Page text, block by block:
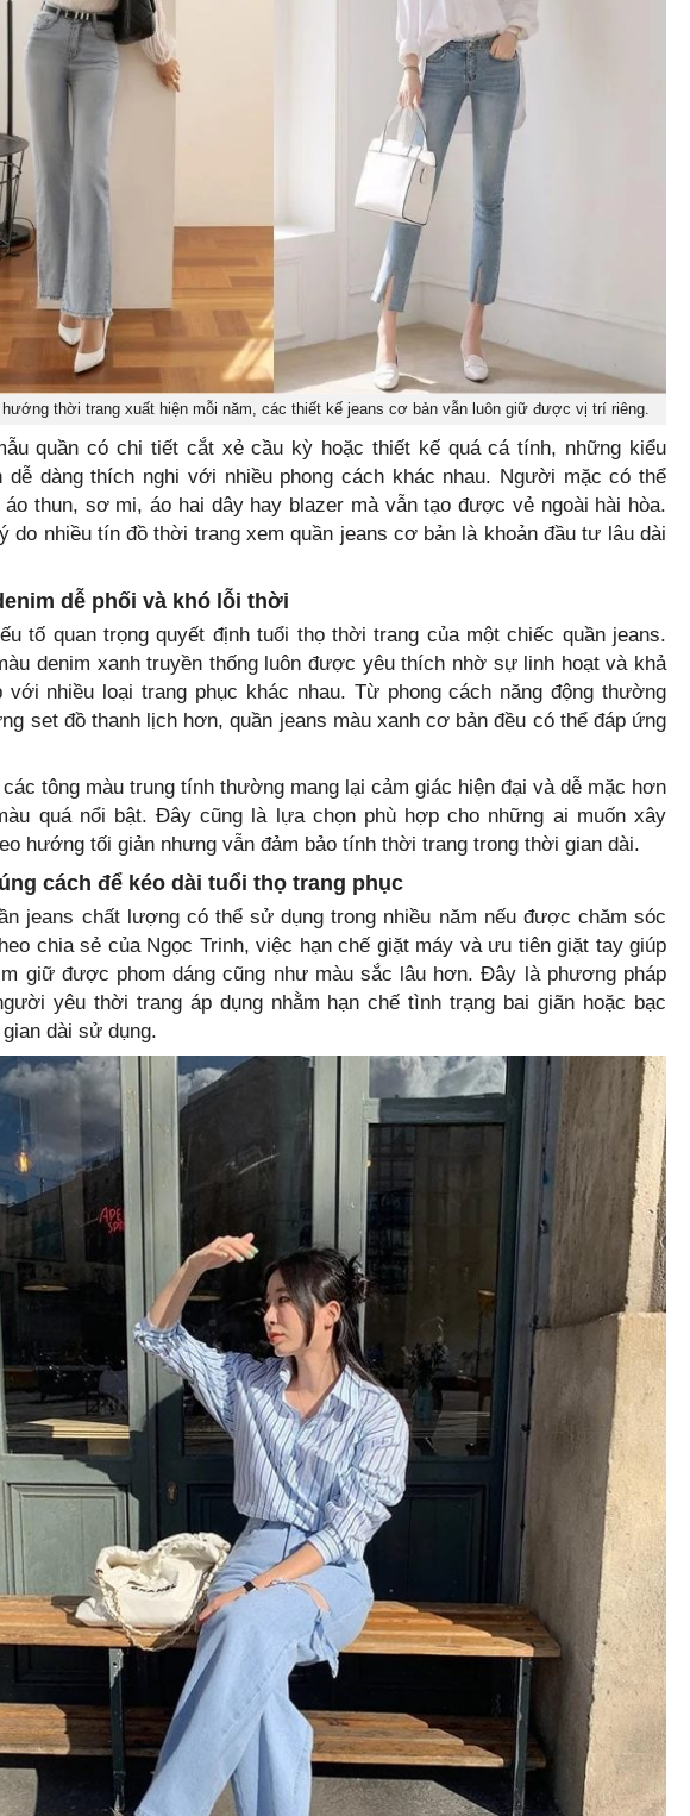
thời trang xuất hiện mỗi năm, các thiết kế jeans cơ bản vẫn luôn giữ được vị trí riêng.
quần có chi tiết cắt xẻ cầu kỳ hoặc thiết kế quá cá tính, những kiểu
dễ dàng thích nghi với nhiều phong cách khác nhau. Người mặc có thể
thun, sơ mi, áo hai dây hay blazer mà vẫn tạo được vẻ ngoài hài hòa.
do nhiều tín đồ thời trang xem quần jeans cơ bản là khoản đầu tư lâu dài
dễ phối và khó lỗi thời
tố quan trọng quyết định tuổi thọ thời trang của một chiếc quần jeans.
denim xanh truyền thống luôn được yêu thích nhờ sự linh hoạt và khả
với nhiều loại trang phục khác nhau. Từ phong cách năng động thường
set đồ thanh lịch hơn, quần jeans màu xanh cơ bản đều có thể đáp ứng
các tông màu trung tính thường mang lại cảm giác hiện đại và dễ mặc hơn
quá nổi bật. Đây cũng là lựa chọn phù hợp cho những ai muốn xây
hướng tối giản nhưng vẫn đảm bảo tính thời trang trong thời gian dài.
cách để kéo dài tuổi thọ trang phục
jeans chất lượng có thể sử dụng trong nhiều năm nếu được chăm sóc
chia sẻ của Ngọc Trinh, việc hạn chế giặt máy và ưu tiên giặt tay giúp
giữ được phom dáng cũng như màu sắc lâu hơn. Đây là phương pháp
yêu thời trang áp dụng nhằm hạn chế tình trạng bai giãn hoặc bạc
dài sử dụng.